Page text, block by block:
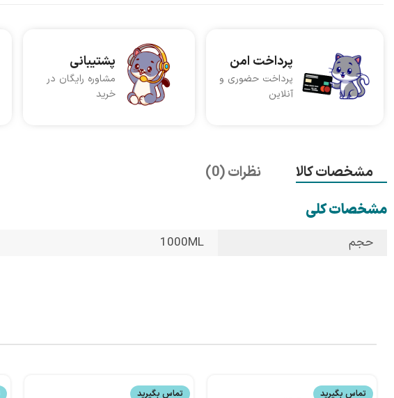
پرداخت امن
پرداخت حضوری و
آنلاین
پشتیبانی
مشاوره رایگان در
خرید
مشخصات کالا
نظرات (0)
مشخصات کلی
حجم 1000ML
تماس بگیرید تماس بگیرید